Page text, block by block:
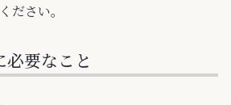
ださい。
要なこと